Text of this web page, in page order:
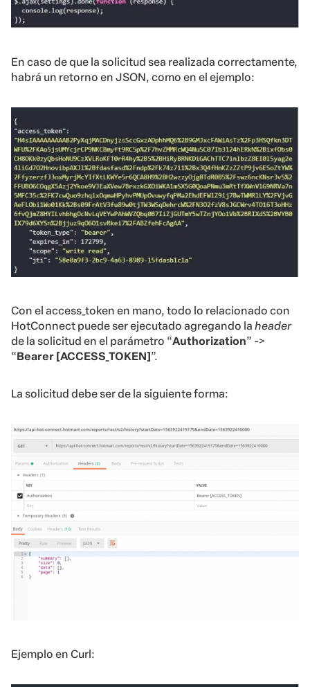
En caso de que la solicitud sea realizada correctamente,
habrá un retorno en JSON, como en el ejemplo:
Con el access_token en mano, todo lo relacionado con
HotConnect puede ser ejecutado agregando la header
de la solicitud en el parámetro “Authorization” ->
“Bearer [ACCESS_TOKEN]”.
La solicitud debe ser de la siguiente forma:
Ejemplo en Curl: